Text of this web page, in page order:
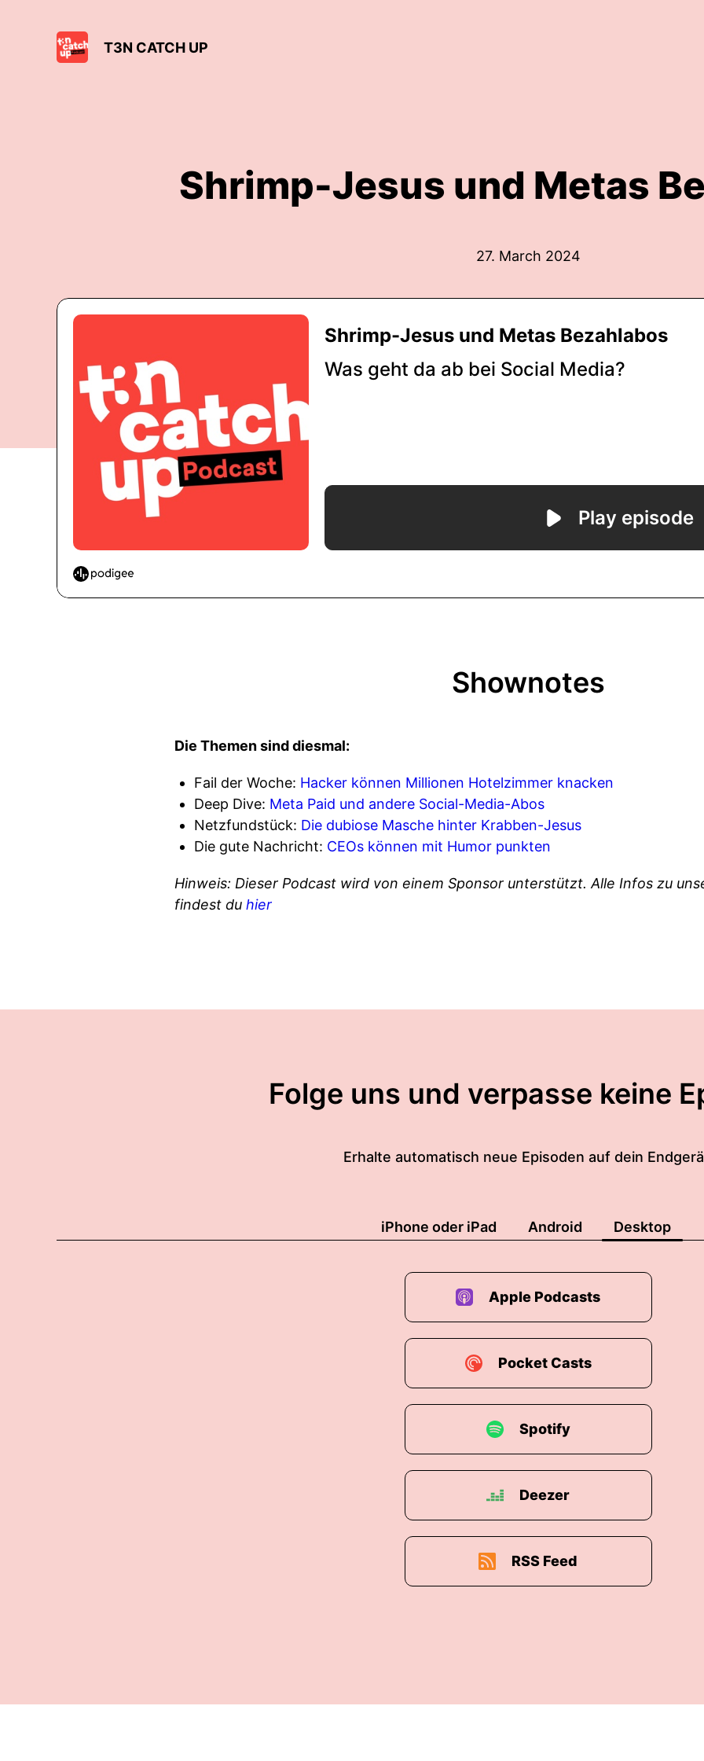
T3N CATCH UP
Shrimp-Jesus und Metas
27. March 2024
Shownotes
Die Themen sind diesmal:
Fail der Woche: Hacker können Millionen Hotelzimmer knacken
Deep Dive: Meta Paid und andere Social-Media-Abos
Netzfundstück: Die dubiose Masche hinter Krabben-Jesus
Die gute Nachricht: CEOs können mit Humor punkten
Hinweis: Dieser Podcast wird von einem Sponsor unterstützt. Alle Infos zu
findest du hier
Folge uns und verpasse keine
Erhalte automatisch neue Episoden auf dein
iPhone oder iPad Android Desktop
Apple Podcasts
Pocket Casts
Spotify
Deezer
RSS Feed